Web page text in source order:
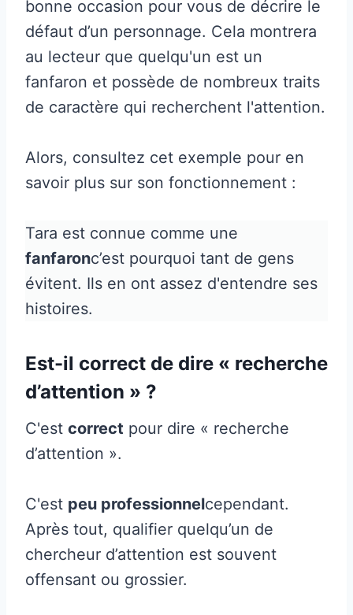
bonne occasion pour vous de décrire le
défaut d’un personnage. Cela montrera
au lecteur que quelqu'un est un
fanfaron et possède de nombreux traits
de caractère qui recherchent l'attention.
Alors, consultez cet exemple pour en
savoir plus sur son fonctionnement :
Tara est connue comme une
fanfaronc’est pourquoi tant de gens
évitent. Ils en ont assez d'entendre ses
histoires.
Est-il correct de dire « recherche
d’attention » ?
C'est correct pour dire « recherche
d’attention ».
C'est peu professionnelcependant.
Après tout, qualifier quelqu’un de
chercheur d’attention est souvent
offensant ou grossier.